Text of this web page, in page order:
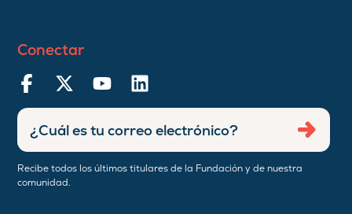
Conectar
Recibe todos los últimos titulares de la Fundación y de nuestra
comunidad.
Ingresar
dirección
de
correo
Enviar